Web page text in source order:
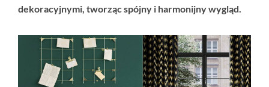
dekoracyjnymi, tworząc spójny i harmonijny wygląd.